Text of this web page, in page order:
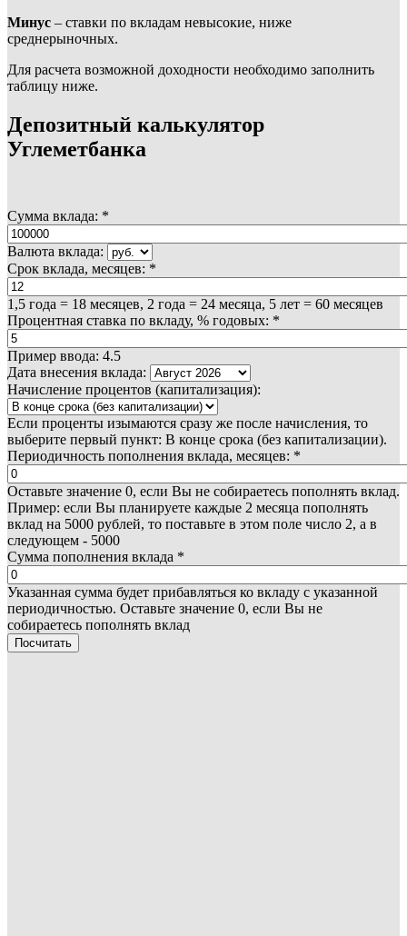
Минус – ставки по вкладам невысокие, ниже
среднерыночных.
Для расчета возможной доходности необходимо заполнить
таблицу ниже.
Депозитный калькулятор
Углеметбанка
Сумма вклада: *
Валюта вклада:
Срок вклада, месяцев: *
1,5 года = 18 месяцев, 2 года = 24 месяца, 5 лет = 60 месяцев
Процентная ставка по вкладу, % годовых: *
Пример ввода: 4.5
Дата внесения вклада:
Начисление процентов (капитализация):
Если проценты изымаются сразу же после начисления, то
выберите первый пункт: В конце срока (без капитализации).
Периодичность пополнения вклада, месяцев: *
Оставьте значение 0, если Вы не собираетесь пополнять вклад.
Пример: если Вы планируете каждые 2 месяца пополнять
вклад на 5000 рублей, то поставьте в этом поле число 2, а в
следующем - 5000
Сумма пополнения вклада *
Указанная сумма будет прибавляться ко вкладу с указанной
периодичностью. Оставьте значение 0, если Вы не
собираетесь пополнять вклад